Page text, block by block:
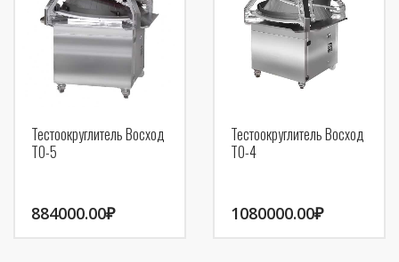
Тестоокруглитель Восход
ТО-5
884000.00₽
Тестоокруглитель Восход
ТО-4
1080000.00₽